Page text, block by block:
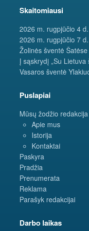
Skaitomiausi
2026 m. rugpjūčio 4
2026 m. rugpjūčio 7
Žolinės šventė Šatėse
Į sąskrydį „Su
Vasaros šventė
Puslapiai
Mūsų žodžio redakcija
Apie mus
Istorija
Kontaktai
Paskyra
Pradžia
Prenumerata
Reklama
Parašyk redakcijai
Darbo laikas